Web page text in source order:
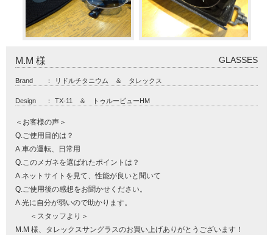
M.M 様 GLASSES
Brand ： リドルチタニウム ＆ タレックス
Design ： TX-11 ＆ トゥルービューHM
＜お客様の声＞
Q.ご使用目的は？
A.車の運転、日常用
Q.このメガネを選ばれたポイントは？
A.ネットサイトを見て、性能が良いと聞いて
Q.ご使用後の感想をお聞かせください。
A.光に自分が弱いので助かります。
＜スタッフより＞
M.M 様、タレックスサングラスのお買い上げありがとうございます！